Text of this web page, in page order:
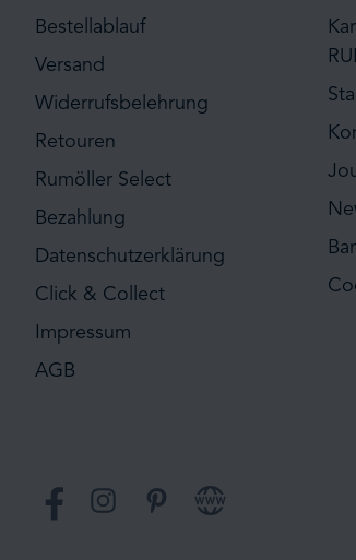
Bestellablauf
Versand
Widerrufsbelehrung
Retouren
Rumöller Select
Bezahlung
Datenschutzerklärung
Click & Collect
Impressum
AGB
FacebookInstagramPinterest Website